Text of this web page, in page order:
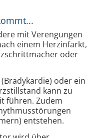
mit Verengungen
einem Herzinfarkt,
oder
oder ein
kann zu
führen. Zudem
entstehen.